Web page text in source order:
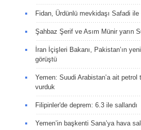
Fidan, Ürdünlü mevkidaşı Safadi ile
Şahbaz Şerif ve Asım Münir yarın
İran İçişleri Bakanı, Pakistan’ın
görüştü
Yemen: Suudi Arabistan’a ait
vurduk
Filipinler'de deprem: 6.3 ile sallandı
Yemen’in başkenti Sana’ya hava